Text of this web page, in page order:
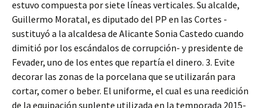
estuvo compuesta por siete líneas verticales. Su alcalde,
Guillermo Moratal, es diputado del PP en las Cortes -
sustituyó a la alcaldesa de Alicante Sonia Castedo cuando
dimitió por los escándalos de corrupción- y presidente de
Fevader, uno de los entes que repartía el dinero. 3. Evite
decorar las zonas de la porcelana que se utilizarán para
cortar, comer o beber. El uniforme, el cual es una reedición
de la equipación suplente utilizada en la temporada 2015-